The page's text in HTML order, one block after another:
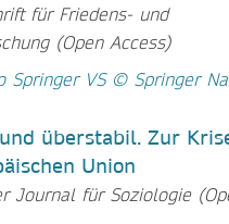
für Friedens- und
(Open Access)
überstabil. Zur
Union
Journal für Soziologie